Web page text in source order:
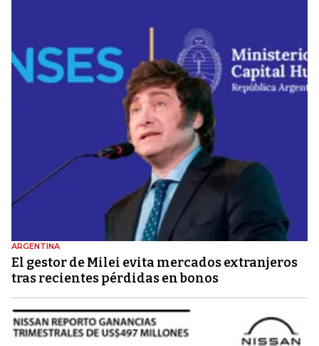
ARGENTINA
El gestor de Milei evita mercados extranjeros
tras recientes pérdidas en bonos